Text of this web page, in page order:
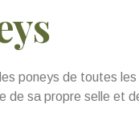
poneys de toutes
de sa propre selle et